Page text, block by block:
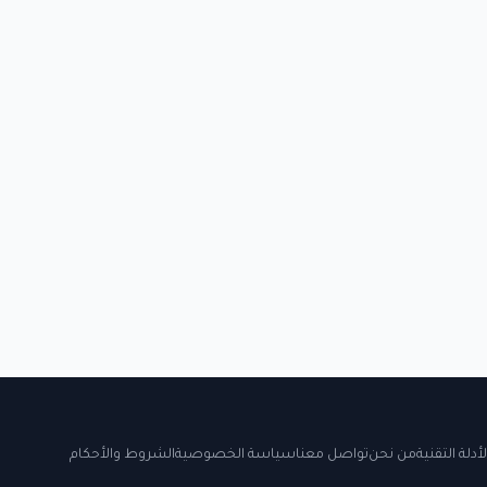
التقنيةمن نحنتواصل معناسياسة الخصوصيةالشروط والأحكام